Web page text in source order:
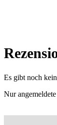
Es gibt noch
Nur